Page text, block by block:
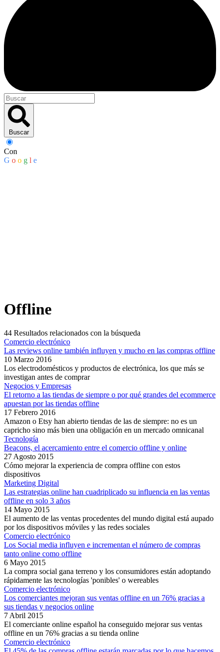
Buscar
Con
G o o g l e
Offline
44 Resultados relacionados con la búsqueda
Comercio electrónico
Las reviews online también influyen y mucho en las compras offline
10 Marzo 2016
Los electrodomésticos y productos de electrónica, los que más se
investigan antes de comprar
Negocios y Empresas
El retorno a las tiendas de siempre o por qué grandes del ecommerce
apuestan por las tiendas offline
17 Febrero 2016
Amazon o Etsy han abierto tiendas de las de siempre: no es un
capricho sino más bien una obligación en un mercado omnicanal
Tecnología
Beacons, el acercamiento entre el comercio offline y online
27 Agosto 2015
Cómo mejorar la experiencia de compra offline con estos
dispositivos
Marketing Digital
Las estrategias online han cuadriplicado su influencia en las ventas
offline en solo 3 años
14 Mayo 2015
El aumento de las ventas procedentes del mundo digital está aupado
por los dispositivos móviles y las redes sociales
Comercio electrónico
Los Social media influyen e incrementan el número de compras
tanto online como offline
6 Mayo 2015
La compra social gana terreno y los consumidores están adoptando
rápidamente las tecnologías 'ponibles' o wereables
Comercio electrónico
Los comerciantes mejoran sus ventas offline en un 76% gracias a
sus tiendas y negocios online
7 Abril 2015
El comerciante online español ha conseguido mejorar sus ventas
offline en un 76% gracias a su tienda online
Comercio electrónico